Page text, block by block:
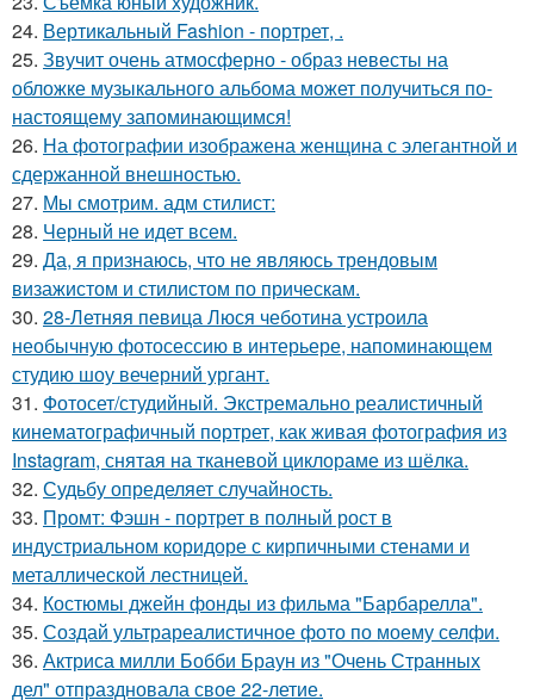
24. Вертикальный Fashion - портрет, .
25. Звучит очень атмосферно - образ невесты на
обложке музыкального альбома может получиться по-
настоящему запоминающимся!
26. На фотографии изображена женщина с элегантной и
сдержанной внешностью.
27. Мы смотрим. адм стилист:
28. Черный не идет всем.
29. Да, я признаюсь, что не являюсь трендовым
визажистом и стилистом по прическам.
30. 28-Летняя певица Люся чеботина устроила
необычную фотосессию в интерьере, напоминающем
студию шоу вечерний ургант.
31. Фотосет/студийный. Экстремально реалистичный
кинематографичный портрет, как живая фотография из
Instagram, снятая на тканевой циклораме из шёлка.
32. Судьбу определяет случайность.
33. Промт: Фэшн - портрет в полный рост в
индустриальном коридоре с кирпичными стенами и
металлической лестницей.
34. Костюмы джейн фонды из фильма "Барбарелла".
35. Создай ультрареалистичное фото по моему селфи.
36. Актриса милли Бобби Браун из "Очень Странных
дел" отпраздновала свое 22-летие.